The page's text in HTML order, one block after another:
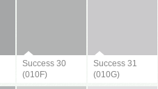
Success 30
(010F)
Success 31
(010G)